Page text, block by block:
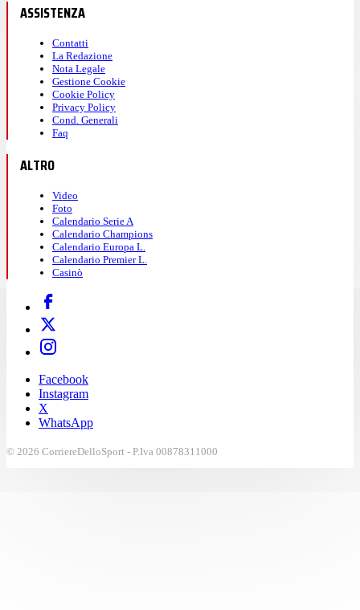
ASSISTENZA
Contatti
La Redazione
Nota Legale
Gestione Cookie
Cookie Policy
Privacy Policy
Cond. Generali
Faq
ALTRO
Video
Foto
Calendario Serie A
Calendario Champions
Calendario Europa L.
Calendario Premier L.
Casinò
Facebook
Instagram
X
WhatsApp
© 2026 CorriereDelloSport - P.Iva 00878311000